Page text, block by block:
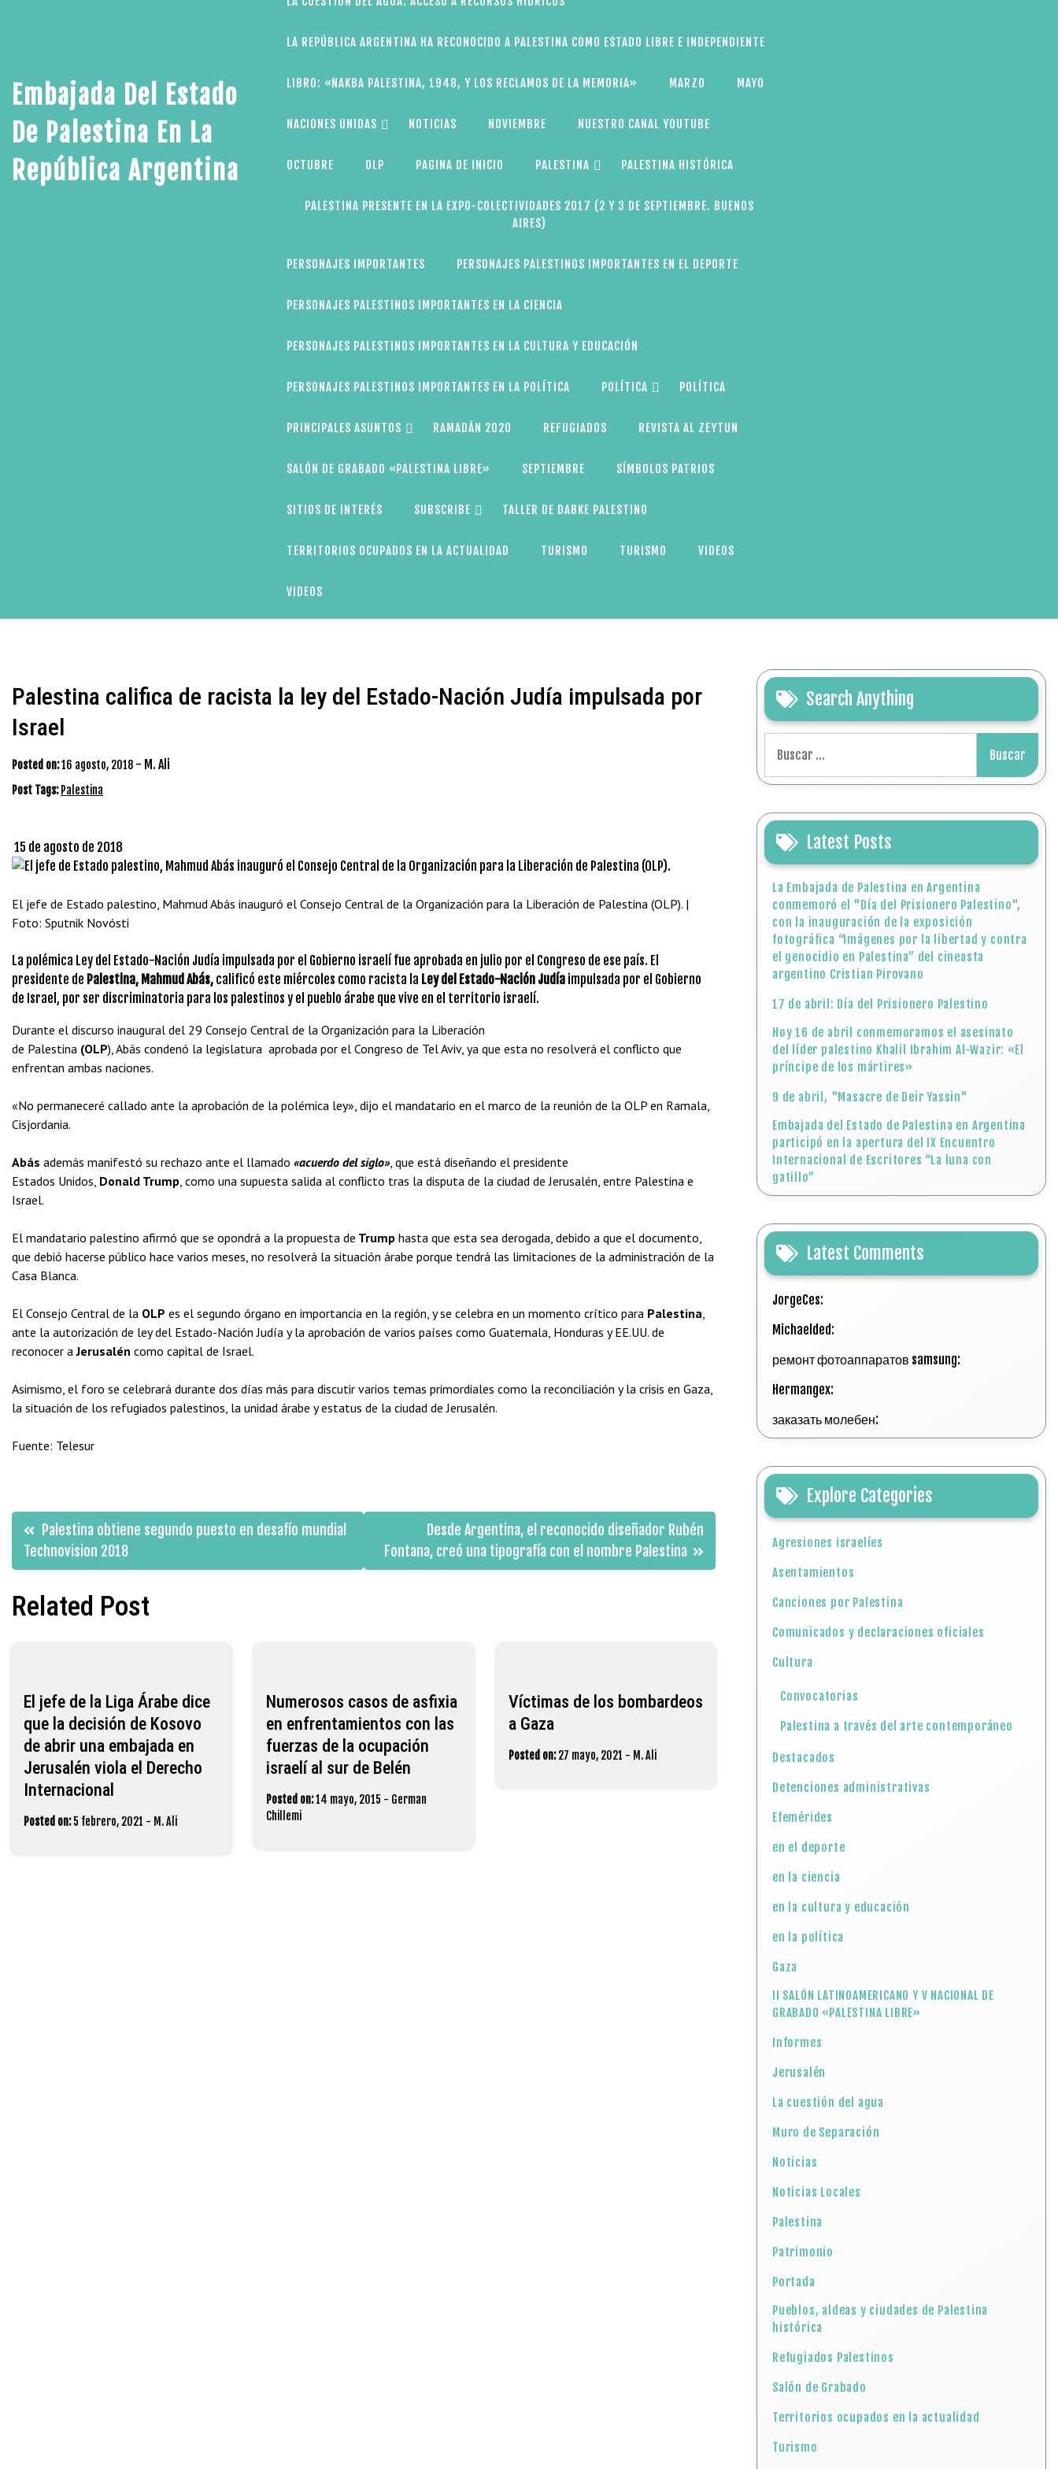
Embajada Del Estado
De Palestina En La
República Argentina
LA REPÚBLICA ARGENTINA HA RECONOCIDO A PALESTINA COMO ESTADO LIBRE E INDEPENDIENTE
LIBRO: «NAKBA PALESTINA, 1948, Y LOS RECLAMOS DE LA MEMORIA» MARZO MAYO
NACIONES UNIDAS NOTICIAS NOVIEMBRE NUESTRO CANAL YOUTUBE
OCTUBRE OLP PAGINA DE INICIO PALESTINA PALESTINA HISTÓRICA
PALESTINA PRESENTE EN LA EXPO-COLECTIVIDADES 2017 (2 Y 3 DE SEPTIEMBRE. BUENOS
AIRES)
PERSONAJES IMPORTANTES PERSONAJES PALESTINOS IMPORTANTES EN EL DEPORTE
PERSONAJES PALESTINOS IMPORTANTES EN LA CIENCIA
PERSONAJES PALESTINOS IMPORTANTES EN LA CULTURA Y EDUCACIÓN
PERSONAJES PALESTINOS IMPORTANTES EN LA POLÍTICA POLÍTICA POLÍTICA
PRINCIPALES ASUNTOS RAMADÁN 2020 REFUGIADOS REVISTA AL ZEYTUN
SALÓN DE GRABADO «PALESTINA LIBRE» SEPTIEMBRE SÍMBOLOS PATRIOS
SITIOS DE INTERÉS SUBSCRIBE TALLER DE DABKE PALESTINO
TERRITORIOS OCUPADOS EN LA ACTUALIDAD TURISMO TURISMO VIDEOS
VIDEOS
Palestina califica de racista la ley del Estado-Nación Judía impulsada por
Israel
Posted on:16 agosto, 2018 - M. Ali
Post Tags: Palestina
15 de agosto de 2018
El jefe de Estado palestino, Mahmud Abás inauguró el Consejo Central de la Organización para la Liberación de Palestina (OLP). |
Foto: Sputnik Novósti
La polémica Ley del Estado-Nación Judía impulsada por el Gobierno israelí fue aprobada en julio por el Congreso de ese país. El
presidente de Palestina, Mahmud Abás, calificó este miércoles como racista la Leydel Estado-Nación Judía impulsada por el Gobierno
de Israel, por ser discriminatoria para los palestinos y el pueblo árabe que vive en el territorio israelí.
Durante el discurso inaugural del 29 Consejo Central de la Organización para la Liberación
de Palestina (OLP), Abás condenó la legislatura aprobada por el Congreso de Tel Aviv, ya que esta no resolverá el conflicto que
enfrentan ambas naciones.
«No permaneceré callado ante la aprobación de la polémica ley», dijo el mandatario en el marco de la reunión de la OLP en Ramala,
Cisjordania.
Abás además manifestó su rechazo ante el llamado «acuerdo del siglo», que está diseñando el presidente
Estados Unidos, Donald Trump, como una supuesta salida al conflicto tras la disputa de la ciudad de Jerusalén, entre Palestina e
Israel.
El mandatario palestino afirmó que se opondrá a la propuesta de Trump hasta que esta sea derogada, debido a que el documento,
que debió hacerse público hace varios meses, no resolverá la situación árabe porque tendrá las limitaciones de la administración de la
Casa Blanca.
El Consejo Central de la OLP es el segundo órgano en importancia en la región, y se celebra en un momento crítico para Palestina,
ante la autorización de ley del Estado-Nación Judía y la aprobación de varios países como Guatemala, Honduras y EE.UU. de
reconocer aJerusalén como capital de Israel.
Asimismo, el foro se celebrará durante dos días más para discutir varios temas primordiales como la reconciliación y la crisis en Gaza,
la situación de los refugiados palestinos, la unidad árabe y estatus de la ciudad de Jerusalén.
Fuente: Telesur
Navegación
de
entradas
Palestina obtiene segundo puesto en desafío mundial
Technovision 2018
Desde Argentina, el reconocido diseñador Rubén
Fontana, creó una tipografía con el nombre Palestina
Related Post
El jefe de la Liga Árabe dice
que la decisión de Kosovo
de abrir una embajada en
Jerusalén viola el Derecho
Internacional
Posted on: 5 febrero, 2021 - M. Ali
Numerosos casos de asfixia
en enfrentamientos con las
fuerzas de la ocupación
israelí al sur de Belén
Posted on:14 mayo, 2015 - German
Chillemi
Víctimas de los bombardeos
a Gaza
Posted on: 27 mayo, 2021 - M. Ali
Search Anything
Latest Posts
La Embajada de Palestina en Argentina
conmemoró el "Día del Prisionero Palestino",
con la inauguración de la exposición
fotográfica “Imágenes por la libertad y contra
el genocidio en Palestina” del cineasta
argentino Cristian Pirovano
17 de abril: Día del Prisionero Palestino
Hoy 16 de abril conmemoramos el asesinato
del líder palestino Khalil Ibrahim Al-Wazir: «El
príncipe de los mártires»
9 de abril, "Masacre de Deir Yassin"
Embajada del Estado de Palestina en Argentina
participó en la apertura del IX Encuentro
Internacional de Escritores “La luna con
gatillo”
Latest Comments
JorgeCes:
Michaelded:
ремонт фотоаппаратов samsung:
Hermangex:
заказать молебен:
Explore Categories
Agresiones israelíes
Asentamientos
Canciones por Palestina
Comunicados y declaraciones oficiales
Cultura
Convocatorias
Palestina a través del arte contemporáneo
Destacados
Detenciones administrativas
Efemérides
en el deporte
en la ciencia
en la cultura y educación
en la política
Gaza
II SALÓN LATINOAMERICANO Y V NACIONAL DE
GRABADO «PALESTINA LIBRE»
Informes
Jerusalén
La cuestión del agua
Muro de Separación
Noticias
Noticias Locales
Palestina
Patrimonio
Portada
Pueblos, aldeas y ciudades de Palestina
histórica
Refugiados Palestinos
Salón de Grabado
Territorios ocupados en la actualidad
Turismo